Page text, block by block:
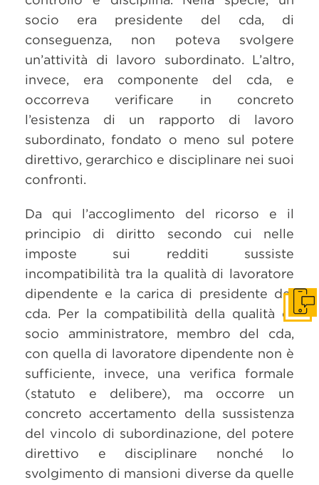
socio era presidente del cda, di
conseguenza, non poteva svolgere
un’attività di lavoro subordinato. L’altro,
invece, era componente del cda, e
occorreva verificare in concreto
l’esistenza di un rapporto di lavoro
subordinato, fondato o meno sul potere
direttivo, gerarchico e disciplinare nei suoi
confronti.
Da qui l’accoglimento del ricorso e il
principio di diritto secondo cui nelle
imposte sui redditi sussiste
incompatibilità tra la qualità di lavoratore
dipendente e la carica di presidente del
cda. Per la compatibilità della qualità di
socio amministratore, membro del cda,
con quella di lavoratore dipendente non è
sufficiente, invece, una verifica formale
(statuto e delibere), ma occorre un
concreto accertamento della sussistenza
del vincolo di subordinazione, del potere
direttivo e disciplinare nonché lo
svolgimento di mansioni diverse da quelle
Get